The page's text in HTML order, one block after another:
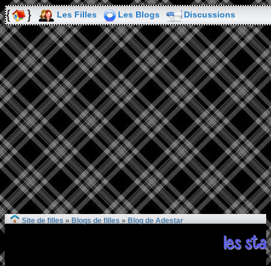
Les Filles Les Blogs Discussions
Site de filles » Blogs de filles » Blog de Adestar
les